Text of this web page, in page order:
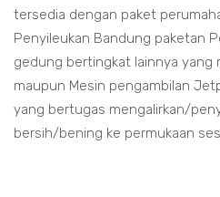
tersedia dengan paket
Penyileukan Bandung paketan
gedung bertingkat lainnya yang
maupun Mesin pengambilan
yang bertugas mengalirkan/
bersih/bening ke permukaan